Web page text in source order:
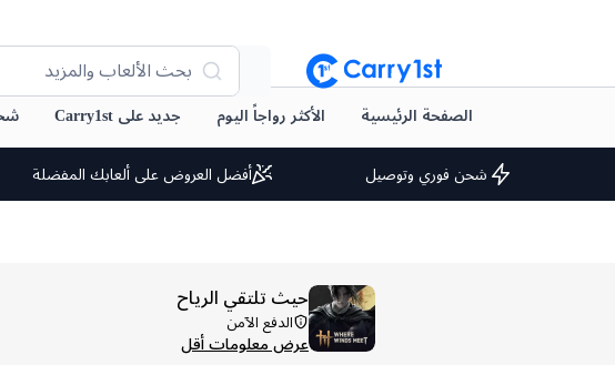
بحث الألعاب والمزيد
الصفحة الرئيسية الأكثر رواجاً اليوم جديد على Carry1st
شحن فوري وتوصيل أفضل العروض على ألعابك المفضلة
حيث تلتقي الرياح
الدفع الآمن
عرض معلومات أقل